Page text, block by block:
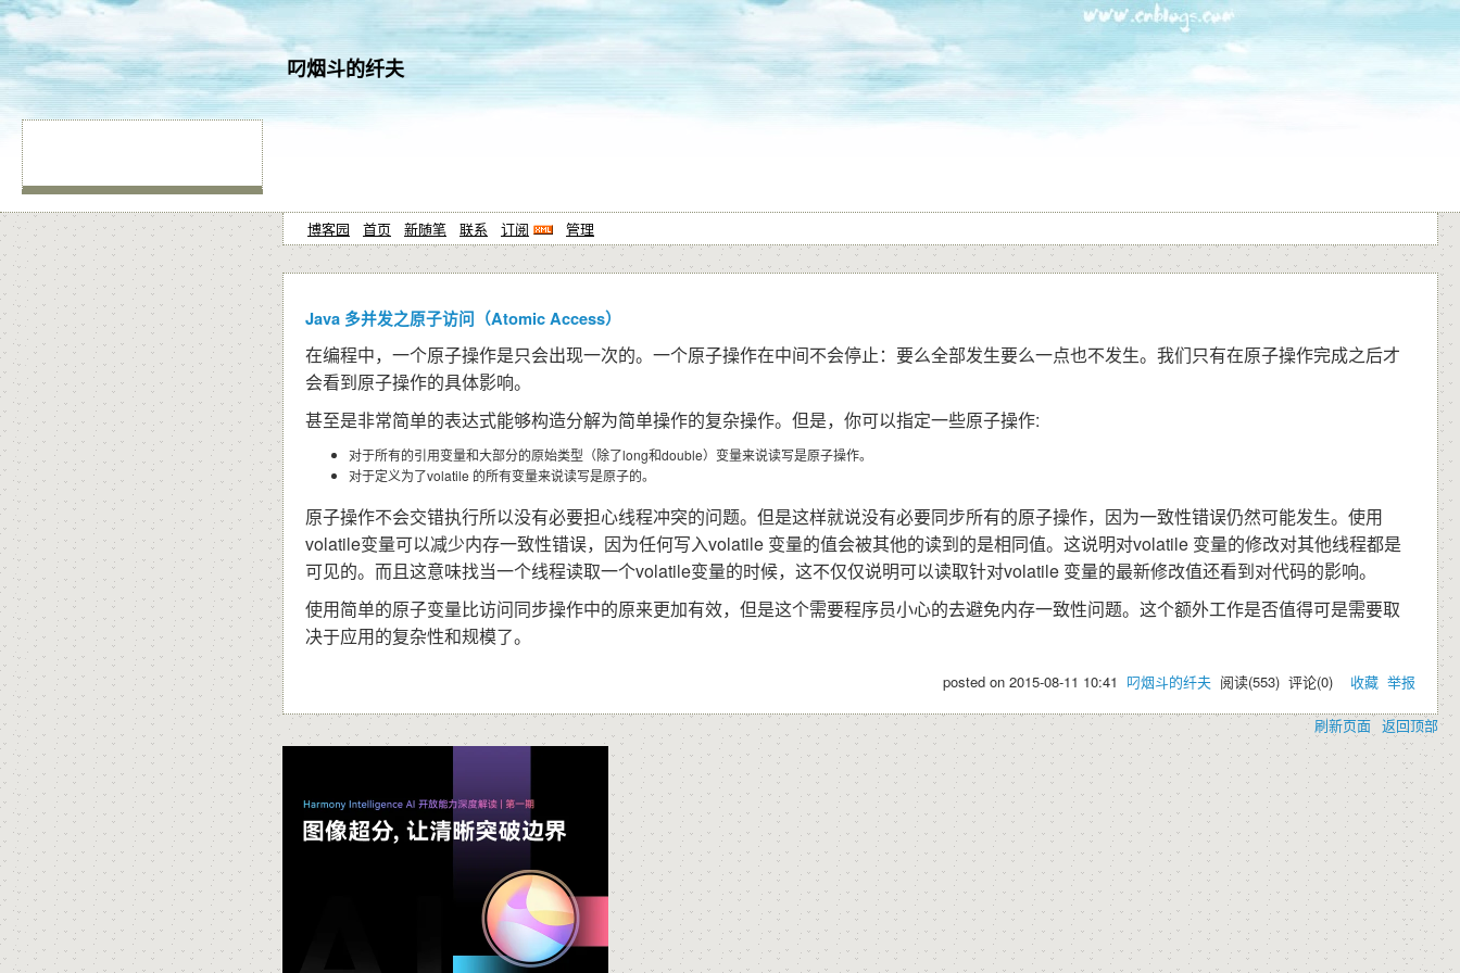
叼烟斗的纤夫
博客园 首页 新随笔 联系 订阅 管理
Java 多并发之原子访问（Atomic Access）
在编程中，一个原子操作是只会出现一次的。一个原子操作在中间不会停止：要么全部发生要么一点也不发生。我们只有在原子操作完成之后才
会看到原子操作的具体影响。
甚至是非常简单的表达式能够构造分解为简单操作的复杂操作。但是，你可以指定一些原子操作:
对于所有的引用变量和大部分的原始类型（除了long和double）变量来说读写是原子操作。
对于定义为了volatile 的所有变量来说读写是原子的。
原子操作不会交错执行所以没有必要担心线程冲突的问题。但是这样就说没有必要同步所有的原子操作，因为一致性错误仍然可能发生。使用
volatile变量可以减少内存一致性错误，因为任何写入volatile 变量的值会被其他的读到的是相同值。这说明对volatile 变量的修改对其他线程都是
可见的。而且这意味找当一个线程读取一个volatile变量的时候，这不仅仅说明可以读取针对volatile 变量的最新修改值还看到对代码的影响。
使用简单的原子变量比访问同步操作中的原来更加有效，但是这个需要程序员小心的去避免内存一致性问题。这个额外工作是否值得可是需要取
决于应用的复杂性和规模了。
posted on 2015-08-11 10:41 叼烟斗的纤夫 阅读(553) 评论(0) 收藏 举报
刷新页面 返回顶部